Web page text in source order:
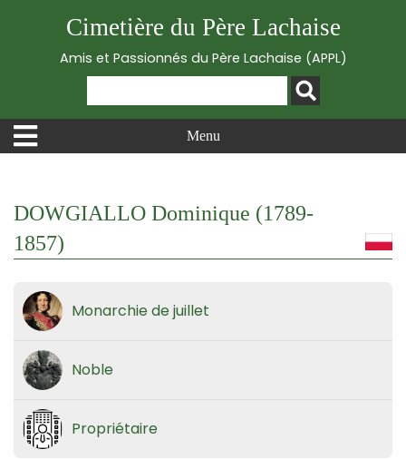
Cimetière du Père Lachaise
Amis et Passionnés du Père Lachaise (APPL)
Menu
DOWGIALLO Dominique (1789-
1857)
Monarchie de juillet
Noble
Propriétaire